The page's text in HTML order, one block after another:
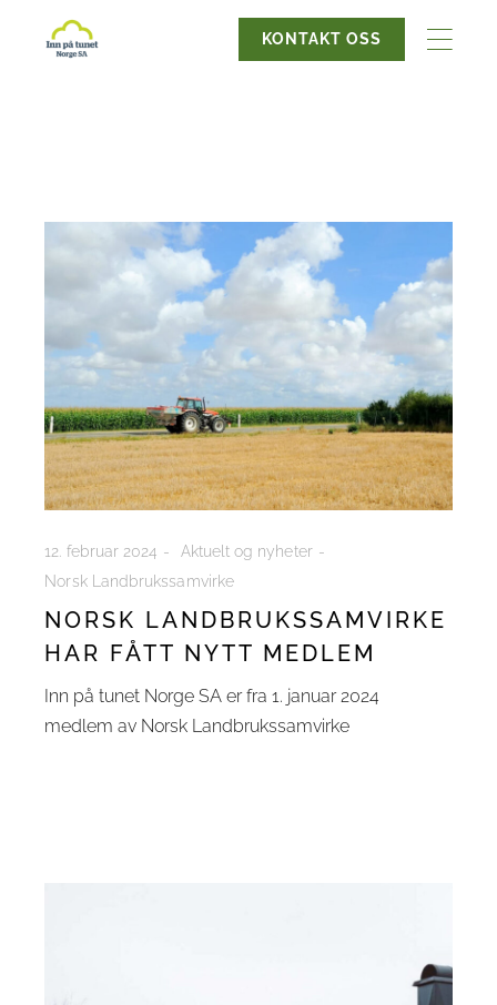
KONTAKT OSS
12. februar 2024
Aktuelt og nyheter
Norsk Landbrukssamvirke
NORSK LANDBRUKSSAMVIRKE
HAR FÅTT NYTT MEDLEM
Inn på tunet Norge SA er fra 1. januar 2024
medlem av Norsk Landbrukssamvirke